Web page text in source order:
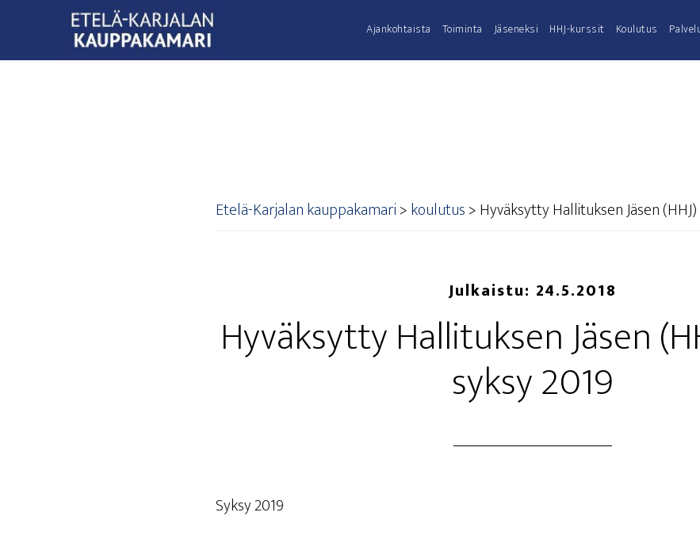
Ajan­koh­tais­ta Toi­min­ta Jäse­nek­si HHJ-kurs­­sit Kou­lu­tus
Etelä-Karjalan kauppakamari>koulutus>Hyväk­syt­ty Hal­li­tuk­sen Jäsen
Julkaistu: 24.5.2018
Hyväk­syt­ty Hal­li­tuk­sen Jäsen
syk­sy 2019
Syk­sy 2019